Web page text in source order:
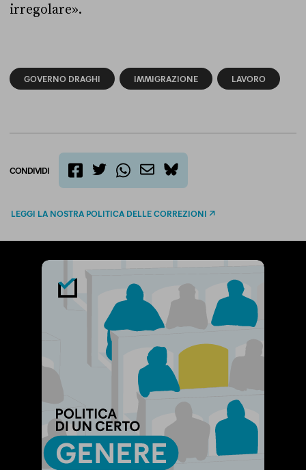
irregolare».
GOVERNO DRAGHI IMMIGRAZIONE LAVORO
CONDIVIDI
bluesky
LEGGI LA NOSTRA POLITICA DELLE CORREZIONI